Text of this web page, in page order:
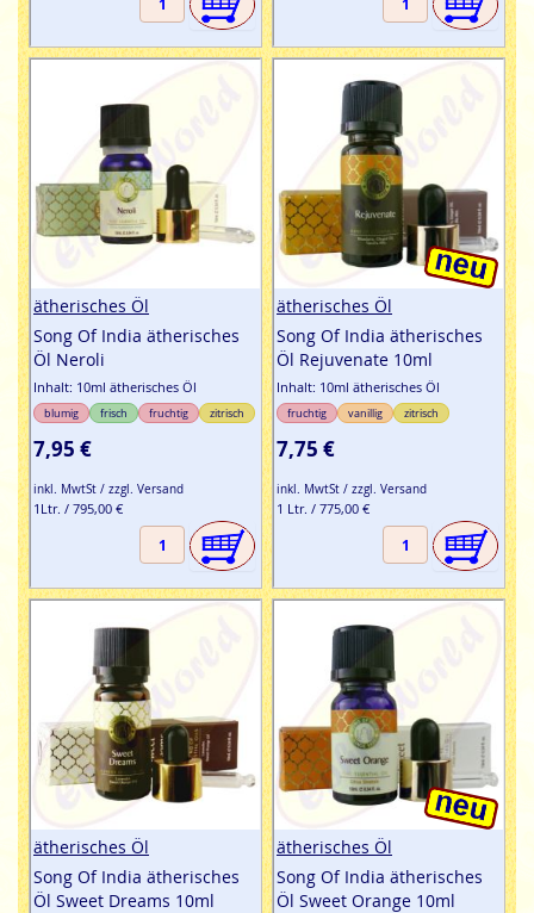
ätherisches Öl
Song Of India ätherisches
Öl Neroli
Inhalt: 10ml ätherisches Öl
blumig frisch fruchtig zitrisch
7,95 €
inkl. MwtSt / zzgl. Versand
1Ltr. / 795,00 €
ätherisches Öl
Song Of India ätherisches
Öl Rejuvenate 10ml
Inhalt: 10ml ätherisches Öl
fruchtig vanillig zitrisch
7,75 €
inkl. MwtSt / zzgl. Versand
1 Ltr. / 775,00 €
ätherisches Öl
Song Of India ätherisches
Öl Sweet Dreams 10ml
ätherisches Öl
Song Of India ätherisches
Öl Sweet Orange 10ml